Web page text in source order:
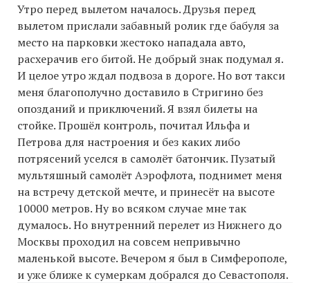
Утро перед вылетом началось. Друзья перед
вылетом прислали забавный ролик где бабуля за
место на парковки жестоко нападала авто,
расхерачив его битой. Не добрый знак подумал я.
И целое утро ждал подвоза в дороге. Но вот такси
меня благополучно доставило в Стригино без
опозданий и приключений. Я взял билеты на
стойке. Прошёл контроль, почитал Ильфа и
Петрова для настроения и без каких либо
потрясений уселся в самолёт батончик. Пузатый
мультяшный самолёт Аэрофлота, поднимет меня
на встречу детской мечте, и принесёт на высоте
10000 метров. Ну во всяком случае мне так
думалось. Но внутренний перелет из Нижнего до
Москвы проходил на совсем непривычно
маленькой высоте. Вечером я был в Симферополе,
и уже ближе к сумеркам добрался до Севастополя.